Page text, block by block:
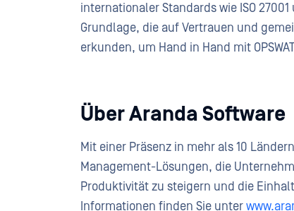
internationaler Standards wie ISO
Grundlage, die auf Vertrauen und
erkunden, um Hand in Hand mit
Über Aranda Software
Mit einer Präsenz in mehr als 10
Management-Lösungen, die
Produktivität zu steigern und die
Informationen finden Sie unter